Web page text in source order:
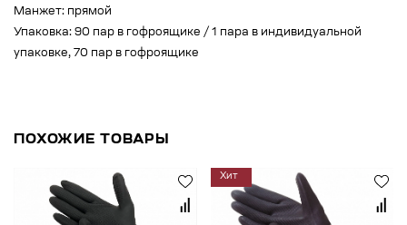
Манжет: прямой
Упаковка: 90 пар в гофроящике / 1 пара в индивидуальной
упаковке, 70 пар в гофроящике
ПОХОЖИЕ ТОВАРЫ
Хит